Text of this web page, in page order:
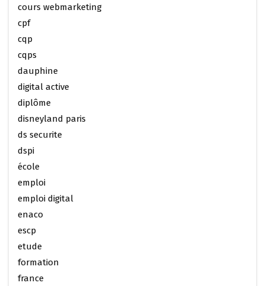
cours webmarketing
cpf
cqp
cqps
dauphine
digital active
diplôme
disneyland paris
ds securite
dspi
école
emploi
emploi digital
enaco
escp
etude
formation
france